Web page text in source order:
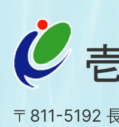
〒811-5192